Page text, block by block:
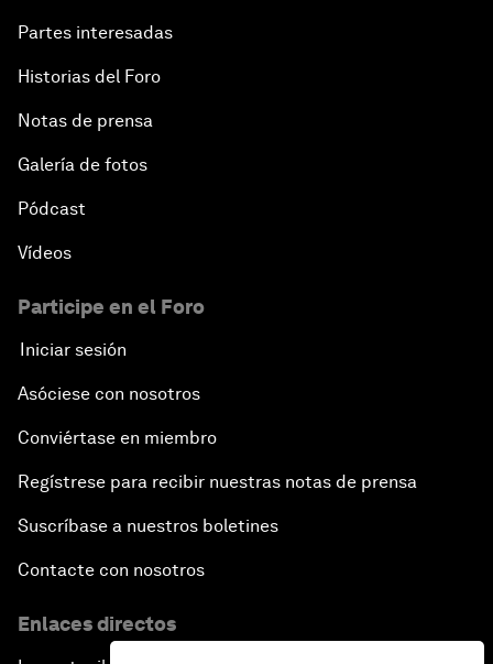
Partes interesadas
Historias del Foro
Notas de prensa
Galería de fotos
Pódcast
Vídeos
Participe en el Foro
Iniciar sesión
Asóciese con nosotros
Conviértase en miembro
Regístrese para recibir nuestras notas de prensa
Suscríbase a nuestros boletines
Contacte con nosotros
Enlaces directos